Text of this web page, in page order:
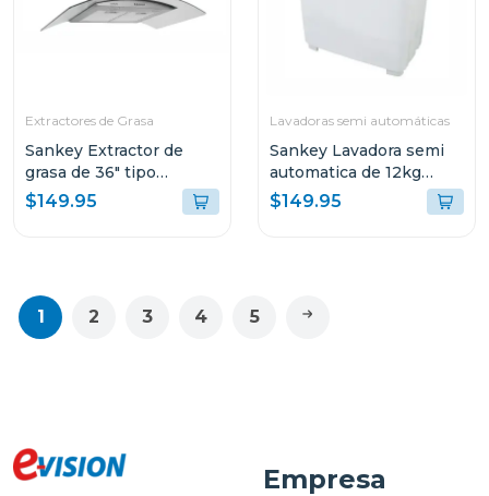
Extractores de Grasa
Sankey Extractor de
grasa de 36" tipo
campana acero 9029scg
$149.95
Lavadoras semi automáticas
Sankey Lavadora semi
automatica de 12kg
blanca wm1216
$149.95
1 2 3 4 5
Empresa